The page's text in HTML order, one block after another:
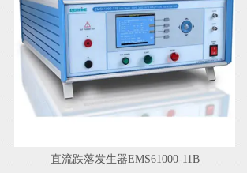
直流跌落发生器EMS61000-11B